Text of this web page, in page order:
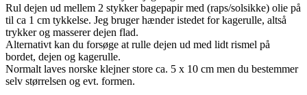
Rul dejen ud mellem 2 stykker bagepapir med (raps/solsikke) olie på
til ca 1 cm tykkelse. Jeg bruger hænder istedet for kagerulle, altså
trykker og masserer dejen flad.
Alternativt kan du forsøge at rulle dejen ud med lidt rismel på
bordet, dejen og kagerulle.
Normalt laves norske klejner store ca. 5 x 10 cm men du bestemmer
selv størrelsen og evt. formen.